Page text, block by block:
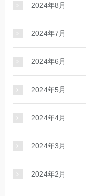
2024年8月
2024年7月
2024年6月
2024年5月
2024年4月
2024年3月
2024年2月